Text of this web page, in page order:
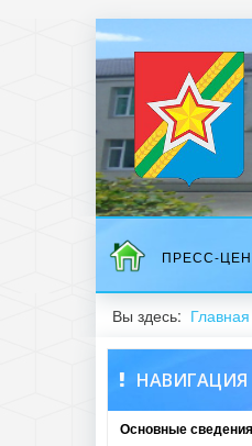
ПРЕСС-
Вы здесь: Главная
НАВИГАЦИЯ
Основные сведения